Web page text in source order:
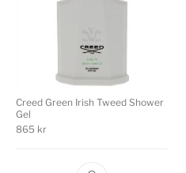
Creed Green Irish Tweed Shower
Gel
865 kr